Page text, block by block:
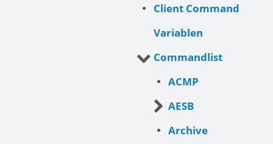
Client Command
Variablen
Commandlist
ACMP
AESB
Archive